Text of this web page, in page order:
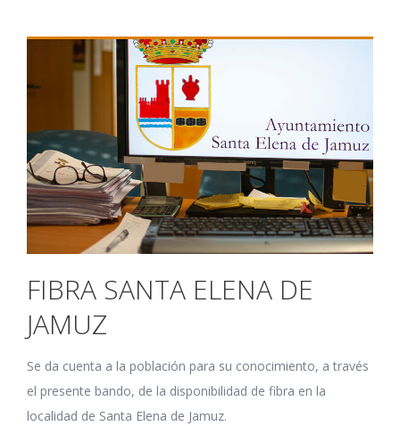
FIBRA SANTA ELENA DE
JAMUZ
Se da cuenta a la población para su conocimiento, a través
el presente bando, de la disponibilidad de fibra en la
localidad de Santa Elena de Jamuz.